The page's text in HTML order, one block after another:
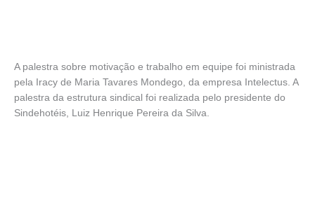
A palestra sobre motivação e trabalho em equipe foi ministrada
pela Iracy de Maria Tavares Mondego, da empresa Intelectus. A
palestra da estrutura sindical foi realizada pelo presidente do
Sindehotéis, Luiz Henrique Pereira da Silva.